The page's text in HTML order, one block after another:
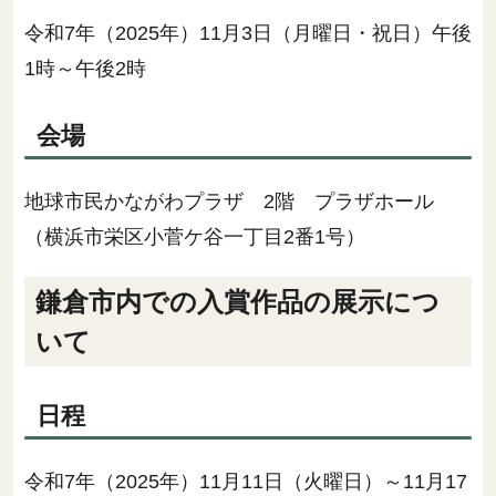
令和7年（2025年）11月3日（月曜日・祝日）午後
1時～午後2時
会場
地球市民かながわプラザ 2階 プラザホール
（横浜市栄区小菅ケ谷一丁目2番1号）
鎌倉市内での入賞作品の展示につ
いて
日程
令和7年（2025年）11月11日（火曜日）～11月17